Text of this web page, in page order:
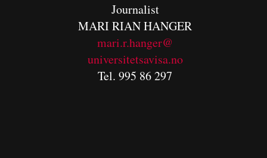
Journalist
MARI RIAN HANGER
mari.r.hanger@
universitetsavisa.no
Tel. 995 86 297